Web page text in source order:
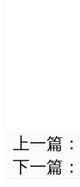
上一篇：
下一篇：